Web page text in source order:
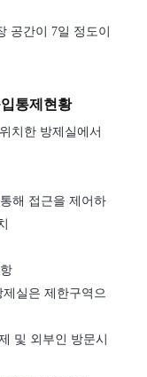
공간이 7일 정도이
통제현황
치한 방제실에서
해 접근을 제어하
실은 제한구역으
및 외부인 방문시